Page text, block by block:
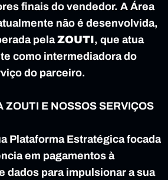
finais do vendedor. A Área
não é desenvolvida,
pela ZOUTI, que atua
como intermediadora do
do parceiro.
ZOUTI E NOSSOS SERVIÇOS
Plataforma Estratégica focada
em pagamentos à
dados para impulsionar a sua